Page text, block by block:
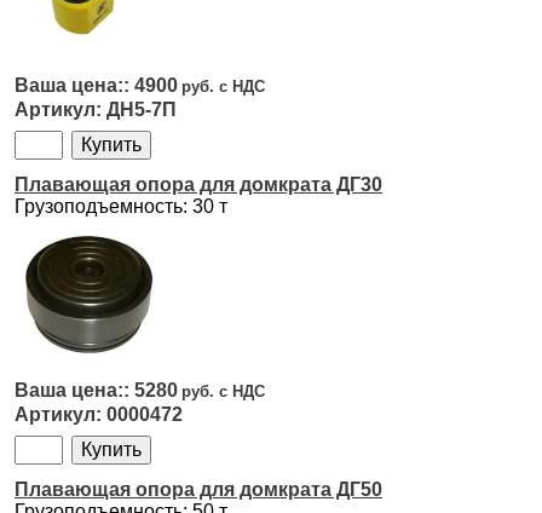
4900
ДН5-7П
Плавающая опора для домкрата ДГ30
Грузоподъемность: 30 т
5280
0000472
Плавающая опора для домкрата ДГ50